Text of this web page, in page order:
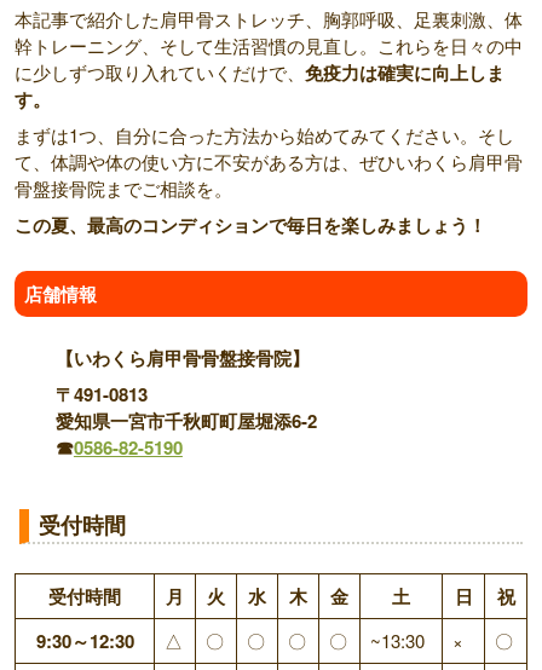
本記事で紹介した肩甲骨ストレッチ、胸郭呼吸、足裏刺激、体
幹トレーニング、そして生活習慣の見直し。これらを日々の中
に少しずつ取り入れていくだけで、 免疫力は確実に向上しま
す。
まずは1つ、自分に合った方法から始めてみてください。そし
て、体調や体の使い方に不安がある方は、ぜひいわくら肩甲骨
骨盤接骨院までご相談を。
この夏、最高のコンディションで毎日を楽しみましょう！
店舗情報
【いわくら肩甲骨骨盤接骨院】
〒491-0813
愛知県一宮市千秋町町屋堀添6-2
☎0586-82-5190
受付時間
受付時間 月 火 水 木 金 土 日
祝
9:30～12:30
△ 〇 〇 〇 〇 ~13:30 × 〇